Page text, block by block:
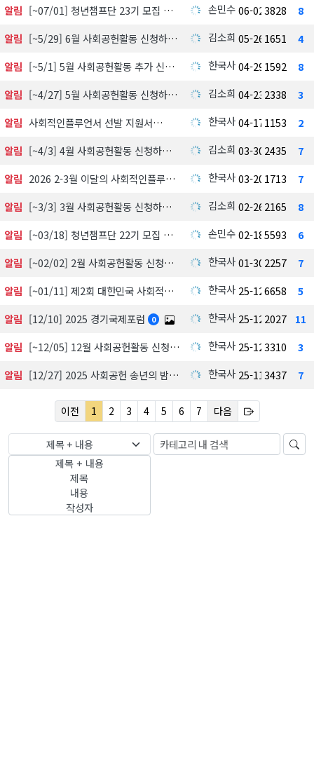
알림
[~07/01] 청년챔프단 23기 모집 中 손민수06-02 3828
8
알림
[~5/29] 6월 사회공헌활동 신청하기 김소희 05-26 1651
4
알림
[~5/1] 5월 사회공헌활동 추가 신청하기 한국사회공헌협회
04-29 1592
8
알림
[~4/27] 5월 사회공헌활동 신청하기 김소희 04-23 2338
3
알림
사회적인플루언서 선발 지원서 한국사회공헌협회
04-17 1153
2
알림
[~4/3] 4월 사회공헌활동 신청하기 김소희 03-30 2435
7
알림
2026 2-3월 이달의 사회적인플루언서 선정 발표 한국사회공헌협회
03-20 1713
7
알림
[~3/3] 3월 사회공헌활동 신청하기 김소희 02-26 2165
8
알림
[~03/18] 청년챔프단 22기 모집 中 손민수02-18 5593
6
알림
[~02/02] 2월 사회공헌활동 신청하기 한국사회공헌협회
01-30 2257
7
알림
[~01/11] 제2회 대한민국 사회적가치 시상식 수상 후보자 공모 및 심사 한국사회공헌협회
25-12-18
6658
5
알림 [12/10] 2025 경기국제포럼 0 한국사회공헌협회
25-12-03
2027
11
알림
[~12/05] 12월 사회공헌활동 신청하기 한국사회공헌협회
25-12-01
3310
3
알림
[12/27] 2025 사회공헌 송년의 밤, 포틀락파티 한국사회공헌협회
25-11-18
3437 7
이전 1 2 3 4 5 6 7 다음
제목 + 내용
제목 + 내용
제목
내용
작성자